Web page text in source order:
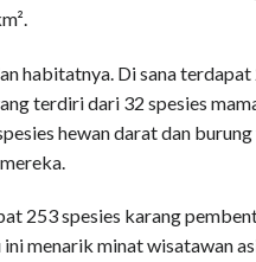
habitatnya. Di sana terdapat
terdiri dari 32 spesies
hewan darat dan
253 spesies karang
menarik minat wisatawan